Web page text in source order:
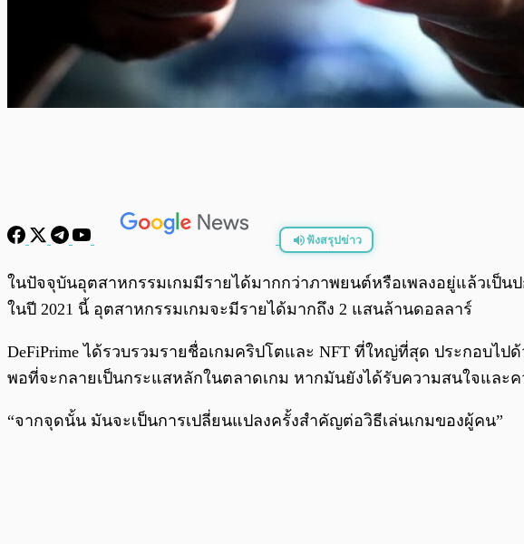
ฟังสรุปข่าว
พร้อมเล่น
ในปัจจุบันอุตสาหกรรมเกมมีรายได้มากกว่าภาพยนต์หรือเพลงอยู่แล้วเป็น
ในปี 2021 นี้ อุตสาหกรรมเกมจะมีรายได้มากถึง 2 แสนล้านดอลลาร์
DeFiPrime ได้รวบรวมรายชื่อเกมคริปโตและ NFT ที่ใหญ่ที่สุด ประกอบไปด้
พอที่จะกลายเป็นกระแสหลักในตลาดเกม หากมันยังได้รับความสนใจและ
“จากจุดนั้น มันจะเป็นการเปลี่ยนแปลงครั้งสำคัญต่อวิธีเล่นเกมของผู้คน”